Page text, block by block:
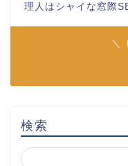
理人はシャイな窓際
＼
検索